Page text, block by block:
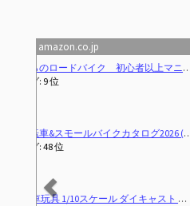
amazon.co.jp
21Technology 自転車 クロスバイク CL266 マットブラック
Sportneer 自転車 鍵 U字ロック ケーブル付き 縦200×横160mm 電動自動車バ
J-TANXJ 自転車 ロードバイク 700C 6段変速 26インチ 軽量 高炭素鋼フ
Previous